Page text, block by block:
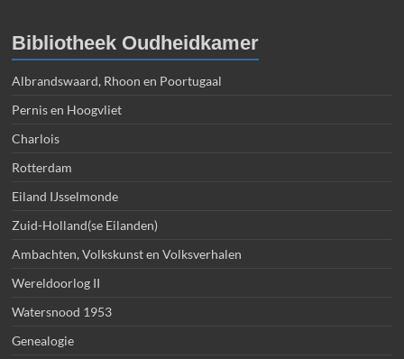
Bibliotheek Oudheidkamer
Albrandswaard, Rhoon en Poortugaal
Pernis en Hoogvliet
Charlois
Rotterdam
Eiland IJsselmonde
Zuid-Holland(se Eilanden)
Ambachten, Volkskunst en Volksverhalen
Wereldoorlog II
Watersnood 1953
Genealogie